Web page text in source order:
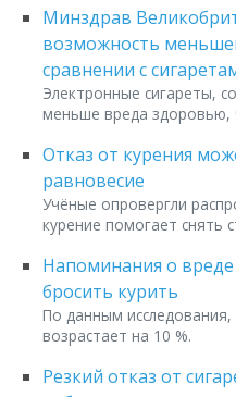
Минздрав
возможность
сравнении с
Электронные сигареты,
меньше вреда здоровью,
Отказ от курения
равновесие
Учёные опровергли
курение помогает снять
Напоминания о
бросить курить
По данным
возрастает на 10 %.
Резкий отказ от